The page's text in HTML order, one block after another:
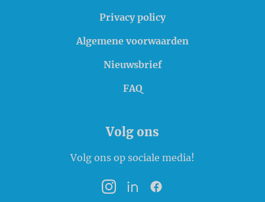
Privacy policy
Algemene voorwaarden
Nieuwsbrief
FAQ
Volg ons
Volg ons op sociale media!
InstagramLinkedInFacebook